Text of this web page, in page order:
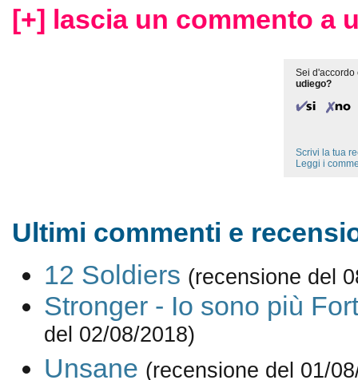
[+] lascia un commento a
Sei d'accordo
udiego?
Scrivi la tua
Leggi i
Ultimi commenti e
12 Soldiers (recensione del
Stronger - Io sono più
del 02/08/2018)
Unsane (recensione del 01/